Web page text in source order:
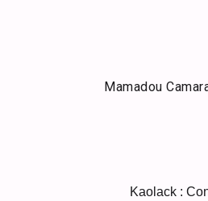
Mamadou
Kaolack :